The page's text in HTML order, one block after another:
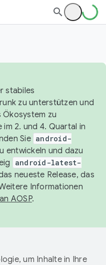
stabiles
zu unterstützen und
zu
2. und 4. Quartal in
Sie android-
entwickeln und dazu
android-latest-
neueste Release, das
Informationen
AOSP.
um Inhalte in Ihre